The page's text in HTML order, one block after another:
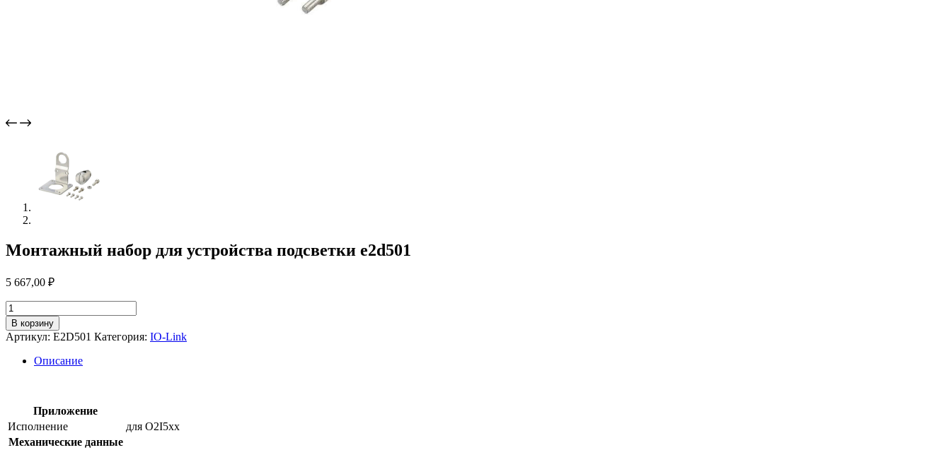
Монтажный набор для устройства подсветки e2d501
5 667,00 ₽
Количество
товара
Монтажный
набор
устройства
В корзину
Артикул: E2D501 Категория: IO-Link
Описание
Приложение
Исполнение
для O2I5xx
Механические данные